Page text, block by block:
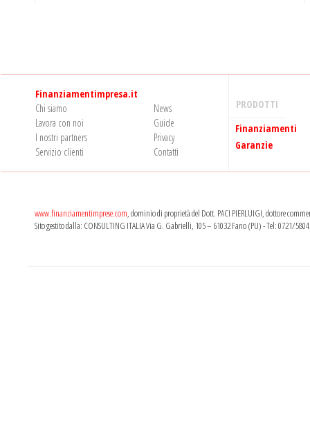
Finanziamentimpresa.it
Chi siamo
News
Lavora con noi
Guide
I nostri partners
Privacy
Servizio clienti
Contatti
PRODOTTI
Finanziamenti
Garanzie
www.finanziamentimprese.com, dominio di proprietà del Dott. PACI PIERLUIGI, dottore
Sito gestito dalla: CONSULTING ITALIA Via G. Gabrielli, 105 – 61032 Fano (PU) - Tel: 0721/